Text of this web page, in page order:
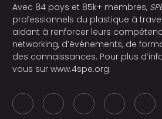
Avec 84 pays et 85k+ membres,
professionnels du plastique à
aidant à renforcer leurs
networking, d’événements, de
des connaissances. Pour plus
vous sur www.4spe.org.